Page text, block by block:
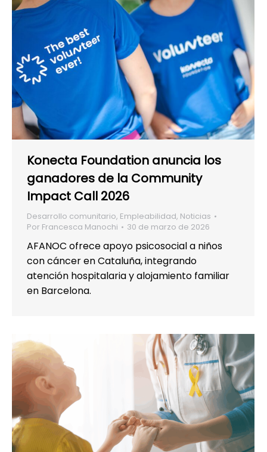
Konecta Foundation anuncia los
ganadores de la Community
Impact Call 2026
Desarrollo comunitario, Empleabilidad, Noticias
Por Francesca Manochi 30 de marzo de 2026
AFANOC ofrece apoyo psicosocial a niños
con cáncer en Cataluña, integrando
atención hospitalaria y alojamiento familiar
en Barcelona.